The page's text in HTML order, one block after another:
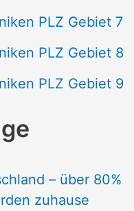
PLZ Gebiet 7
PLZ Gebiet 8
PLZ Gebiet 9
– über 80%
zuhause